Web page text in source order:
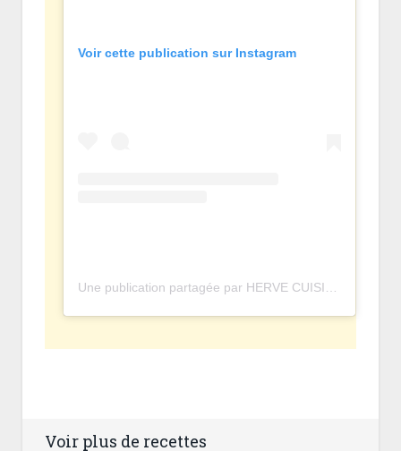
Voir cette publication sur Instagram
Voir plus de recettes